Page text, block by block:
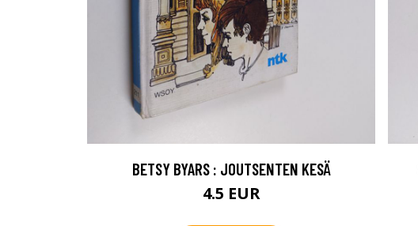
BETSY BYARS : JOUTSENTEN KESÄ
4.5 EUR